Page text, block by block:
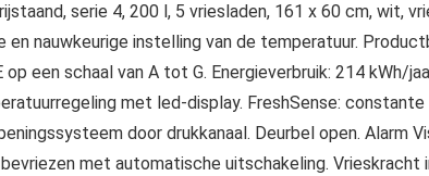
serie 4, 200 l, 5 vriesladen, 161 x 60 cm, wit,
en nauwkeurige instelling van de temperatuur.
een schaal van A tot G. Energieverbruik: 214 kWh/
met led-display. FreshSense:
door drukkanaal. Deurbel open. Alarm
met automatische uitschakeling. Vrieskracht